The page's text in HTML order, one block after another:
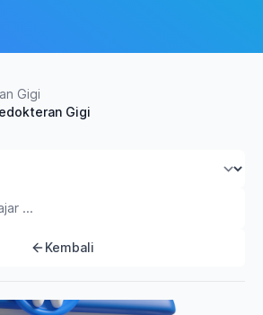
Gigi
Gigi
Kembali